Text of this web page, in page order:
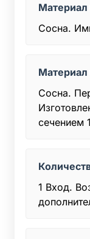
Сосна.
Сосна.
сечением
1 Вход.